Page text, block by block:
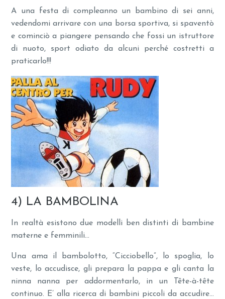
A una festa di compleanno un bambino di sei anni,
vedendomi arrivare con una borsa sportiva, si spaventò
e cominciò a piangere pensando che fossi un istruttore
di nuoto, sport odiato da alcuni perché costretti a
praticarlo!!!
4) LA BAMBOLINA
In realtà esistono due modelli ben distinti di bambine
materne e femminili…
Una ama il bambolotto, “Cicciobello”, lo spoglia, lo
veste, lo accudisce, gli prepara la pappa e gli canta la
ninna nanna per addormentarlo, in un Tête-à-tête
continuo. E’ alla ricerca di bambini piccoli da accudire…